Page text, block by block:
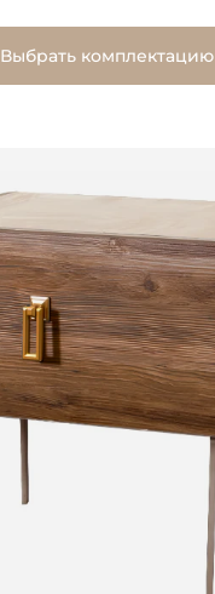
Выбрать комплектацию